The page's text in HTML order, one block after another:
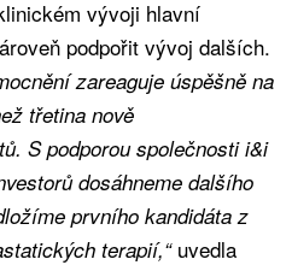
vývoji hlavní
podpořit vývoj dalších.
zareaguje úspěšně na
třetina nově
S podporou společnosti i&i
dosáhneme dalšího
prvního kandidáta z
terapií,“uvedla